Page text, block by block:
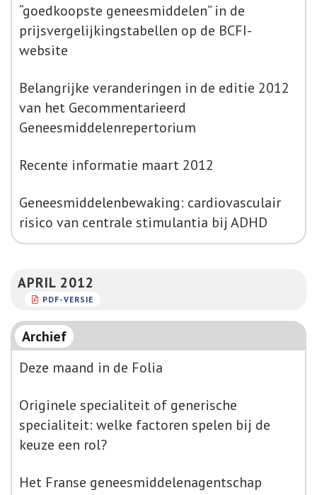
“goedkoopste geneesmiddelen” in de
prijsvergelijkingstabellen op de BCFI-
website
Belangrijke veranderingen in de editie 2012
van het Gecommentarieerd
Geneesmiddelenrepertorium
Recente informatie maart 2012
Geneesmiddelenbewaking: cardiovasculair
risico van centrale stimulantia bij ADHD
APRIL 2012
PDF-VERSIE
Archief
Deze maand in de Folia
Originele specialiteit of generische
specialiteit: welke factoren spelen bij de
keuze een rol?
Het Franse geneesmiddelenagentschap